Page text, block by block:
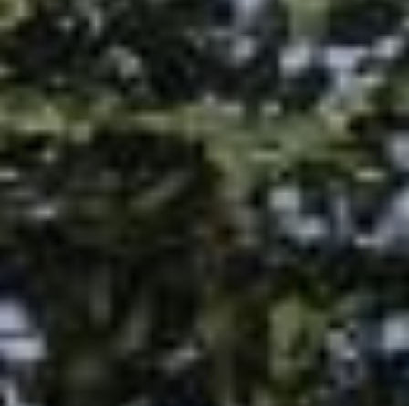
De Hofmeesters
7131 TE Lichtenvoorde
06 1367 9947
info@dehofmeesters.nl
© 2023 De Hofmeesters |
Algemene voorwaarden
Privacyverklaring